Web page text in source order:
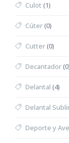
Culot (1)
Cúter(0)
Cutter(0)
Decantador
Delantal (4)
Delantal
Deporte y